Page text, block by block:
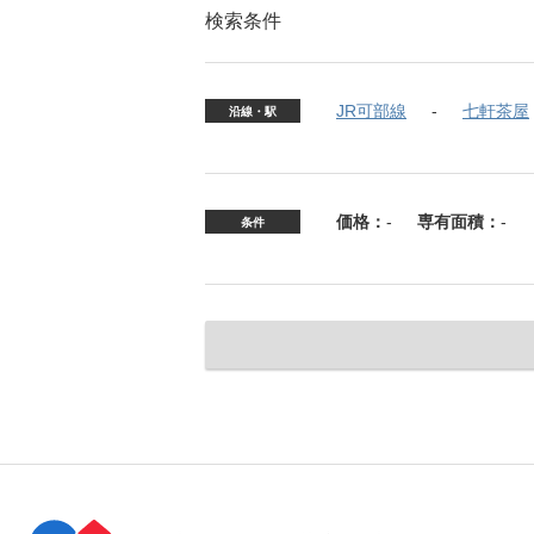
検索条件
沿線・駅 JR可部線 七軒茶屋
条件 価格： - 専有面積： -